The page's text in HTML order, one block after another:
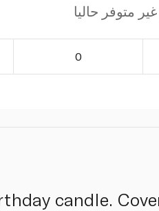
متوفر حاليا
0
candle.